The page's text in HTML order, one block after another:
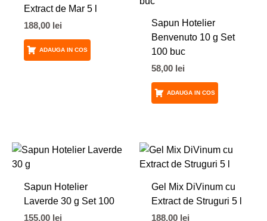
Extract de Mar 5 l
188,00 lei
ADAUGA IN COS
Sapun Hotelier
Benvenuto 10 g Set
100 buc
58,00 lei
ADAUGA IN COS
Sapun Hotelier
Laverde 30 g Set 100
155,00 lei
Gel Mix DiVinum cu
Extract de Struguri 5 l
188,00 lei